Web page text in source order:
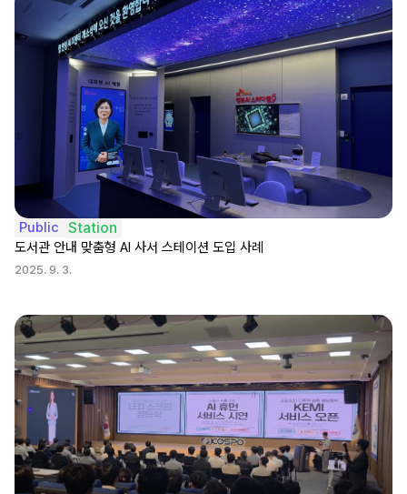
Public Station
도서관 안내 맞춤형 AI 사서 스테이션 도입 사례
2025. 9. 3.